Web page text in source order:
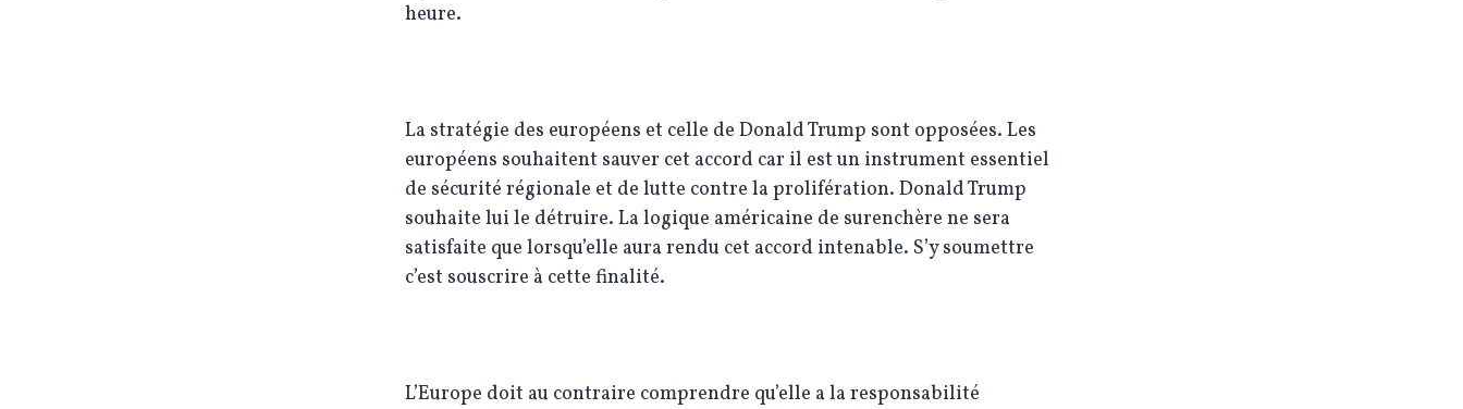
heure.
La stratégie des européens et celle de Donald Trump sont opposées. Les
européens souhaitent sauver cet accord car il est un instrument essentiel
de sécurité régionale et de lutte contre la prolifération. Donald Trump
souhaite lui le détruire. La logique américaine de surenchère ne sera
satisfaite que lorsqu’elle aura rendu cet accord intenable. S’y soumettre
c’est souscrire à cette finalité.
L’Europe doit au contraire comprendre qu’elle a la responsabilité